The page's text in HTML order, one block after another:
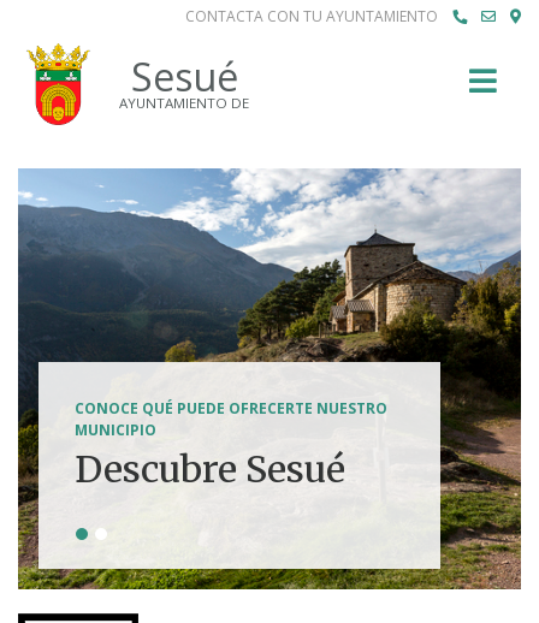
CONTACTA CON TU AYUNTAMIENTO
Sesué
AYUNTAMIENTO DE
CONOCE QUÉ PUEDE OFRECERTE NUESTRO
MUNICIPIO
Descubre Sesué
Tierra de
aventuras